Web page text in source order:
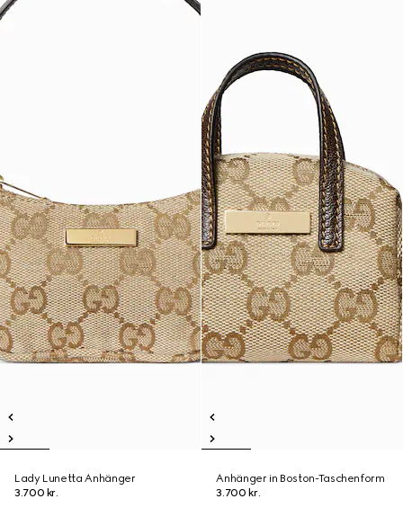
Lady Lunetta Anhänger
3.700 kr.
Anhänger in Boston-Taschenform
3.700 kr.